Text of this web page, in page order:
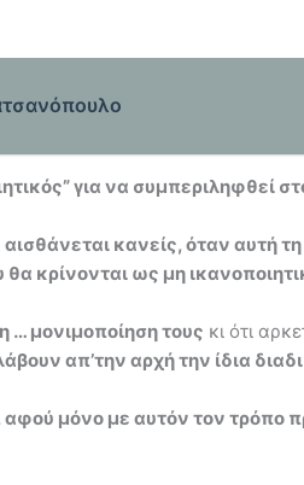
για να
κανείς, όταν αυτή
κρίνονται ως μη
… μονιμοποίηση τους κι ότι
απ’την αρχή την ίδια
μόνο με αυτόν τον τρόπο